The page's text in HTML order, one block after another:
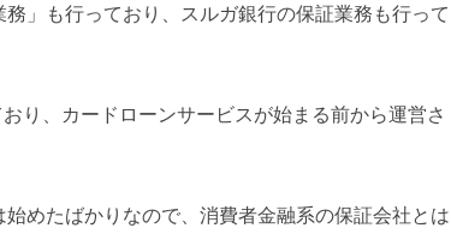
」も行っており、スルガ銀行の保証業務も行って
り、カードローンサービスが始まる前から運営さ
めたばかりなので、消費者金融系の保証会社とは